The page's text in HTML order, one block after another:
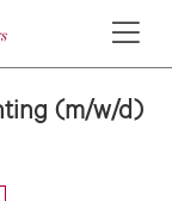
(m/w/d)